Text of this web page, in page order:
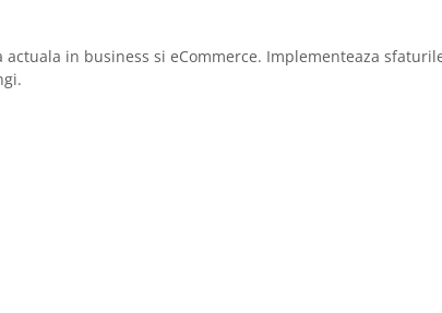
in business si eCommerce. Implementeaza